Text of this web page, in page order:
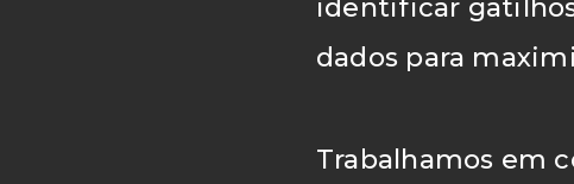
identificar
dados para
Trabalhamos em